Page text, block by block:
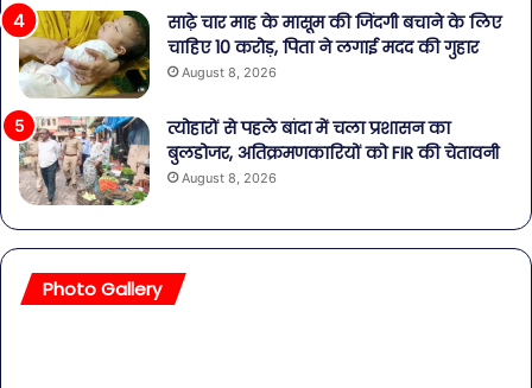
साढ़े चार माह के मासूम की जिंदगी बचाने के लिए
चाहिए 10 करोड़, पिता ने लगाई मदद की गुहार
August 8, 2026
त्योहारों से पहले बांदा में चला प्रशासन का
बुलडोजर, अतिक्रमणकारियों को FIR की चेतावनी
August 8, 2026
Photo Gallery